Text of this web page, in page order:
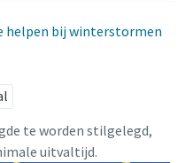
helpen bij winterstormen
te worden stilgelegd,
uitvaltijd.